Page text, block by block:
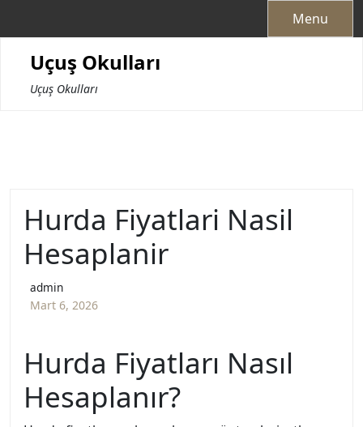
Menu
Uçuş Okulları
Uçuş Okulları
Hurda Fiyatlari Nasil
Hesaplanir
admin
Mart 6, 2026
Hurda Fiyatları Nasıl
Hesaplanır?